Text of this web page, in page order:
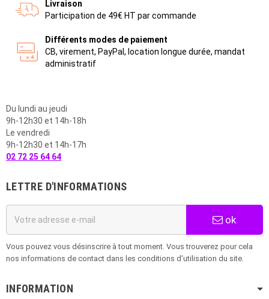
Livraison
Participation de 49€ HT par commande
Différents modes de paiement
CB, virement, PayPal, location longue durée, mandat
administratif
Du lundi au jeudi
9h-12h30 et 14h-18h
Le vendredi
9h-12h30 et 14h-17h
02 72 25 64 64
LETTRE D'INFORMATIONS
ok
Vous pouvez vous désinscrire à tout moment. Vous trouverez pour cela
nos informations de contact dans les conditions d'utilisation du site.
INFORMATION